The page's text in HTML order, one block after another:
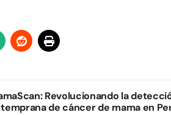
Revolucionando la
temprana de cáncer de mama en